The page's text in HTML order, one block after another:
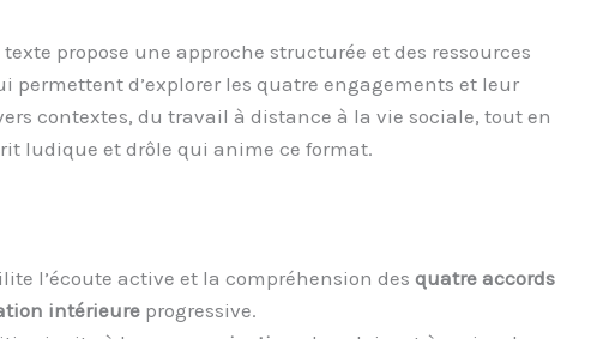
propose une approche structurée et des ressources
permettent d’explorer les quatre engagements et leur
contextes, du travail à distance à la vie sociale, tout en
ludique et drôle qui anime ce format.
l’écoute active et la compréhension desquatre accords
intérieure progressive.